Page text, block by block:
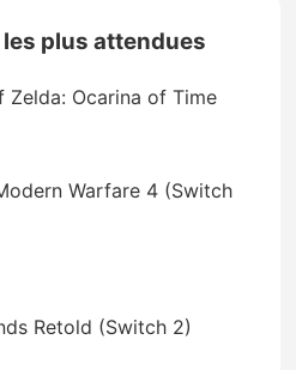
les plus attendues
Zelda: Ocarina of Time
Warfare 4 (Switch
Retold (Switch 2)